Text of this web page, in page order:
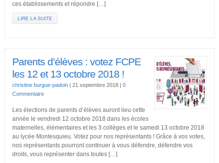
ces établissements et répondre […]
LIRE LA SUITE
Parents d’élèves : votez FCPE
les 12 et 13 octobre 2018 !
christine burgue-padoin| 21 septembre 2018 | 0
Commentaire
Les élections de parents d’élèves auront lieu cette
année le vendredi 12 octobre 2018 dans les écoles
maternelles, élémentaires et les 3 collèges et le samedi 13 octobre 2018
au lycée Montesquieu. Votez pour nos représentants ! Grâce à vos votes,
nos représentants pourront continuer à vous défendre, défendre vos
droits, vous représenter dans toutes […]